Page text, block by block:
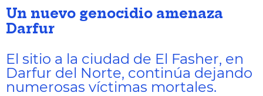
Un nuevo genocidio amenaza
Darfur
El sitio a la ciudad de El Fasher, en
Darfur del Norte, continúa dejando
numerosas víctimas mortales.